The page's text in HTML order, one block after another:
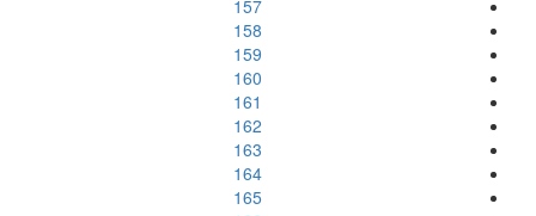
157
158
159
160
161
162
163
164
165